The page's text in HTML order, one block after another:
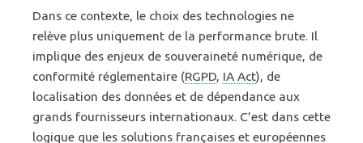
Dans ce contexte, le choix des technologies ne
relève plus uniquement de la performance brute. Il
implique des enjeux de souveraineté numérique, de
conformité réglementaire (RGPD, IA Act), de
localisation des données et de dépendance aux
grands fournisseurs internationaux. C’est dans cette
logique que les solutions françaises et européennes